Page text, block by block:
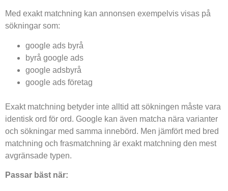
Med exakt matchning kan annonsen exempelvis visas på
sökningar som:
google ads byrå
byrå google ads
google adsbyrå
google ads företag
Exakt matchning betyder inte alltid att sökningen måste vara
identisk ord för ord. Google kan även matcha nära varianter
och sökningar med samma innebörd. Men jämfört med bred
matchning och frasmatchning är exakt matchning den mest
avgränsade typen.
Passar bäst när: